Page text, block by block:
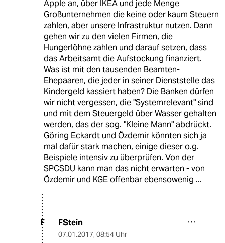
Apple an, über IKEA und jede Menge
Großunternehmen die keine oder kaum Steuern
zahlen, aber unsere Infrastruktur nutzen. Dann
gehen wir zu den vielen Firmen, die
Hungerlöhne zahlen und darauf setzen, dass
das Arbeitsamt die Aufstockung finanziert.
Was ist mit den tausenden Beamten-
Ehepaaren, die jeder in seiner Dienststelle das
Kindergeld kassiert haben? Die Banken dürfen
wir nicht vergessen, die "Systemrelevant" sind
und mit dem Steuergeld über Wasser gehalten
werden, das der sog. "Kleine Mann" abdrückt.
Göring Eckardt und Özdemir könnten sich ja
mal dafür stark machen, einige dieser o.g.
Beispiele intensiv zu überprüfen. Von der
SPCSDU kann man das nicht erwarten - von
Özdemir und KGE offenbar ebensowenig ...
F FStein
07.01.2017, 08:54 Uhr